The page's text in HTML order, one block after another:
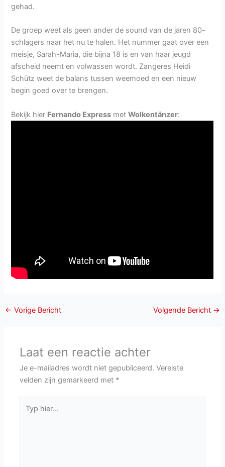
gehad.
De groep weet als geen ander de sound van de jaren 80-
schlagers naar het nu te halen. Het nummer gaat over een
meisje, Sarah-Maria, die bijna 18 is en van haar jeugd
afscheid neemt en volwassen wordt. Zangeres Heidi
Schütz weet de balans tussen weemoed en een nieuw
begin goed over te brengen.
Bekijk hier Fernando Express metWolkentänzer:
← Vorige Bericht Volgende Bericht →
Laat een reactie achter
Je e-mailadres wordt niet gepubliceerd. Vereiste
velden zijn gemarkeerd met *
hier...